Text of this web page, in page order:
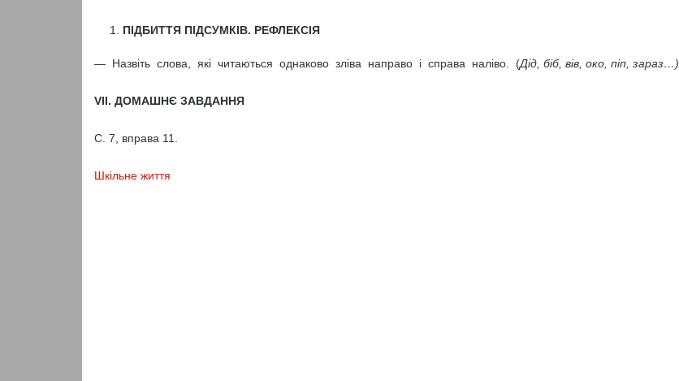
ПІДБИТТЯ ПІДСУМКІВ. РЕФЛЕКСІЯ
— Назвіть слова, які читаються однаково зліва направо і справа наліво. (Дід, біб, вів, око, піп, зараз…)
VII. ДОМАШНЄ ЗАВДАННЯ
С. 7, вправа 11.
Шкільне життя